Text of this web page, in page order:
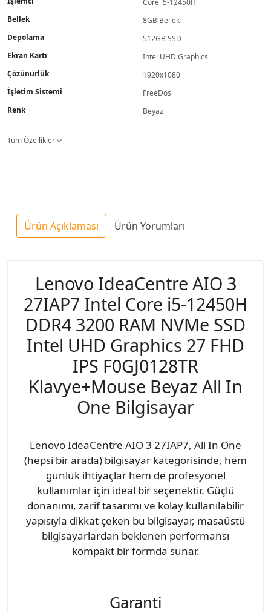
Bellek
8GB Bellek
Depolama
512GB SSD
Ekran Kartı
Intel UHD Graphics
Çözünürlük
1920x1080
İşletim Sistemi
FreeDos
Renk
Beyaz
Tüm Özellikler
Ürün Açıklaması Ürün Yorumları
Lenovo IdeaCentre AIO 3
27IAP7 Intel Core i5-12450H
DDR4 3200 RAM NVMe SSD
Intel UHD Graphics 27 FHD
IPS F0GJ0128TR
Klavye+Mouse Beyaz All In
One Bilgisayar
Lenovo IdeaCentre AIO 3 27IAP7, All In One
(hepsi bir arada) bilgisayar kategorisinde, hem
günlük ihtiyaçlar hem de profesyonel
kullanımlar için ideal bir seçenektir. Güçlü
donanımı, zarif tasarımı ve kolay kullanılabilir
yapısıyla dikkat çeken bu bilgisayar, masaüstü
bilgisayarlardan beklenen performansı
kompakt bir formda sunar.
Garanti